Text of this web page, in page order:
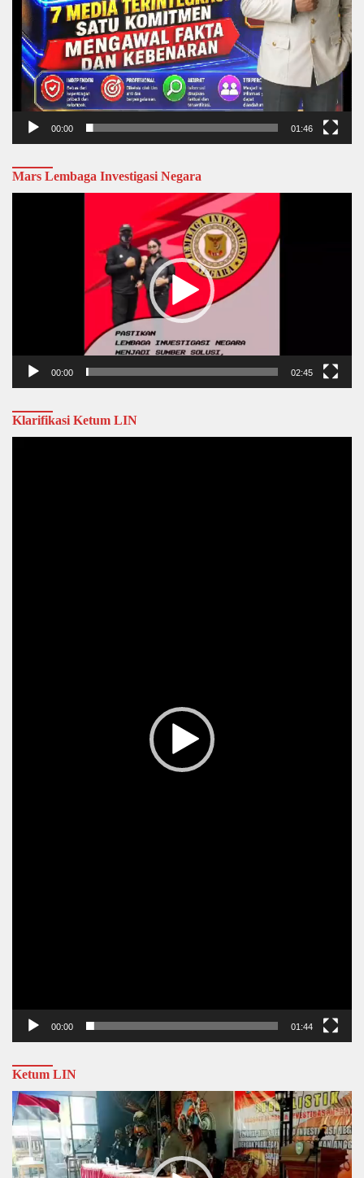
00:00 01:46
Mars Lembaga Investigasi Negara
00:00 02:45
Klarifikasi Ketum LIN
00:00 01:44
Ketum LIN
Video
Player